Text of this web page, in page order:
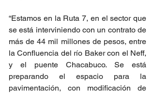
“Estamos en la Ruta 7, en el sector que
se está interviniendo con un contrato de
más de 44 mil millones de pesos, entre
la Confluencia del río Baker con el Neff,
y el puente Chacabuco. Se está
preparando el espacio para la
pavimentación, con modificación de